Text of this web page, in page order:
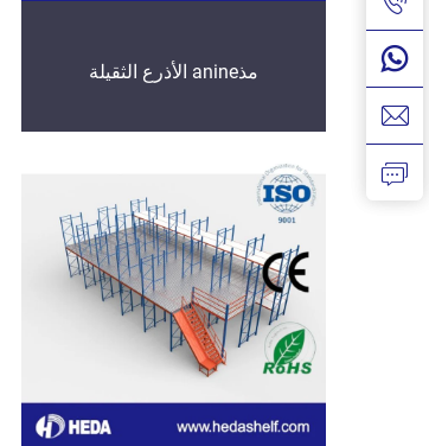
مذanine الأذرع الثقيلة